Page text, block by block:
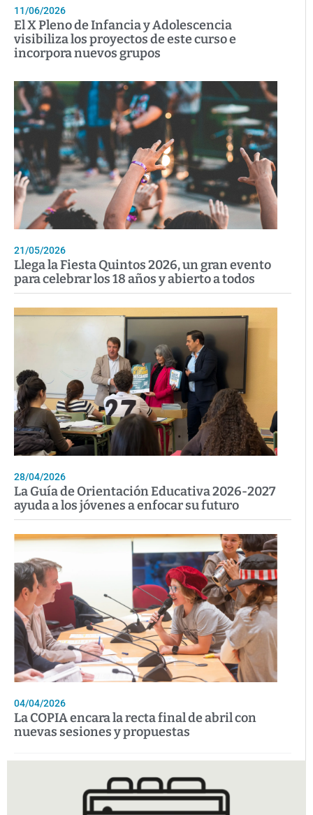
11/06/2026
El X Pleno de Infancia y Adolescencia
visibiliza los proyectos de este curso e
incorpora nuevos grupos
21/05/2026
Llega la Fiesta Quintos 2026, un gran evento
para celebrar los 18 años y abierto a todos
28/04/2026
La Guía de Orientación Educativa 2026-2027
ayuda a los jóvenes a enfocar su futuro
04/04/2026
La COPIA encara la recta final de abril con
nuevas sesiones y propuestas